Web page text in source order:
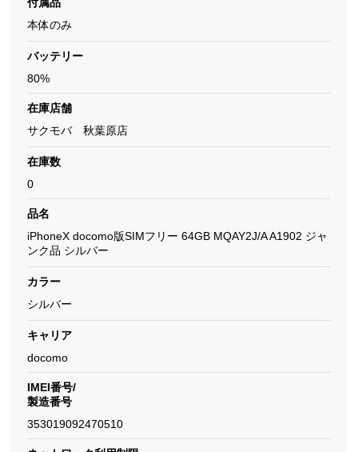
本体のみ
バッテリー
80%
在庫店舗
サクモバ 秋葉原店
在庫数
0
品名
iPhoneX docomo版SIMフリー 64GB MQAY2J/A A1902 ジャ
ンク品 シルバー
カラー
シルバー
キャリア
docomo
IMEI番号/
製造番号
353019092470510